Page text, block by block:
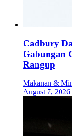
Cadbury
Gabungan
Rangup
Makanan &
August 7, 2026